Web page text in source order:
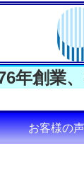
年創業、
お客様の声